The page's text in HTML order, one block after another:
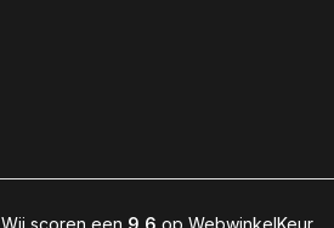
Wij scoren een 9,6 op WebwinkelKeur